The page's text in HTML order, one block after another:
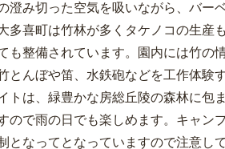
澄み切った空気を吸いながら、バー
多喜町は竹林が多くタケノコの生産
も整備されています。園内には竹の
とんぼや笛、水鉄砲などを工作体験
トは、緑豊かな房総丘陵の森林に包
ので雨の日でも楽しめます。キャン
となってとなっていますので注意して